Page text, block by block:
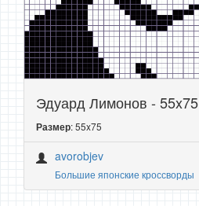
Эдуард Лимонов - 55x75
Размер: 55x75
avorobjev
Большие японские кроссворды